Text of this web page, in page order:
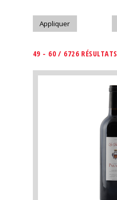
49 - 60 / 6726 RÉSULTATS